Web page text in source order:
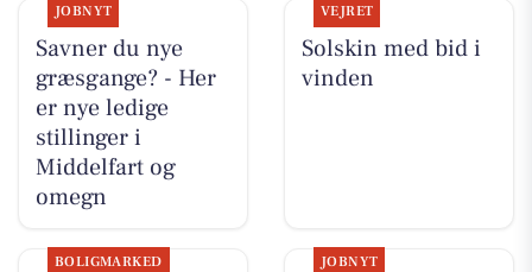
JOBNYT
Savner du nye
græsgange? - Her
er nye ledige
stillinger i
Middelfart og
omegn
VEJRET
Solskin med bid i
vinden
BOLIGMARKED JOBNYT